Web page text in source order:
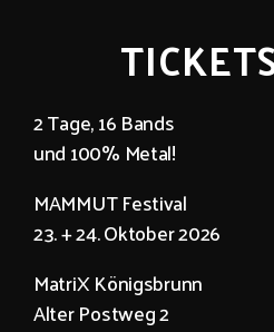
2 Tage, 16 Bands
und 100% Metal!
MAMMUT Festival
23. + 24. Oktober 2026
MatriX Königsbrunn
Alter Postweg 2